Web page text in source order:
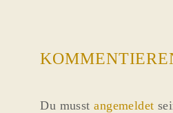
Du musstangemeldet